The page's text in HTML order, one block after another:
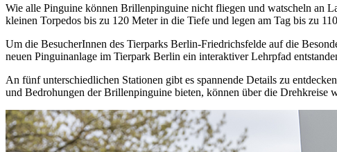
Wie alle Pinguine können Brillenpinguine nicht fliegen und watscheln an
kleinen Torpedos bis zu 120 Meter in die Tiefe und legen am Tag bis zu
Um die BesucherInnen des Tierparks Berlin-Friedrichsfelde auf die
neuen Pinguinanlage im Tierpark Berlin ein interaktiver Lehrpfad
An fünf unterschiedlichen Stationen gibt es spannende Details zu
und Bedrohungen der Brillenpinguine bieten, können über die Drehkreise